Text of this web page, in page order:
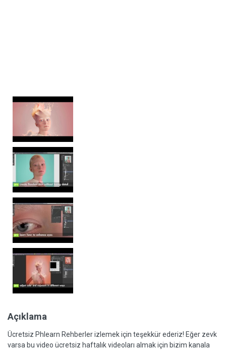
Açıklama
Ücretsiz Phlearn Rehberler izlemek için teşekkür ederiz! Eğer zevk
varsa bu video ücretsiz haftalık videoları almak için bizim kanala